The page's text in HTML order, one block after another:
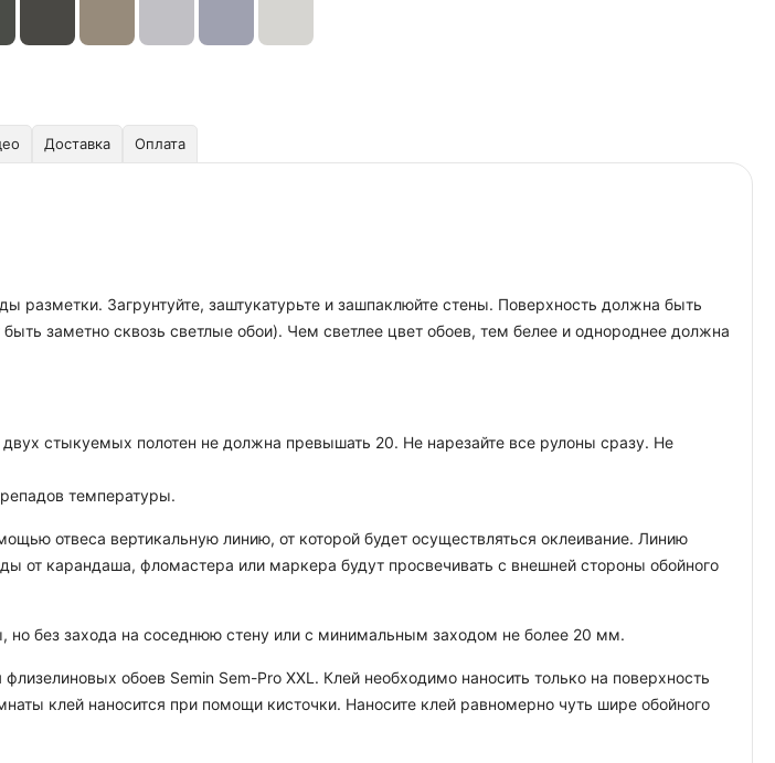
Доставка Оплата
разметки. Загрунтуйте, заштукатурьте и зашпаклюйте стены. Поверхность должна быть
заметно сквозь светлые обои). Чем светлее цвет обоев, тем белее и однороднее должна
стыкуемых полотен не должна превышать 20. Не нарезайте все рулоны сразу. Не
температуры.
отвеса вертикальную линию, от которой будет осуществляться оклеивание. Линию
карандаша, фломастера или маркера будут просвечивать с внешней стороны обойного
но без захода на соседнюю стену или с минимальным заходом не более 20 мм.
флизелиновых обоев Semin Sem-Pro XXL. Клей необходимо наносить только на поверхность
клей наносится при помощи кисточки. Наносите клей равномерно чуть шире обойного